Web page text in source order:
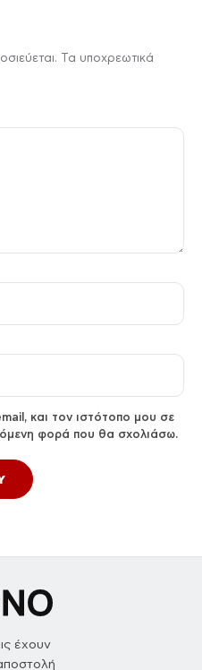
Τα υποχρεωτικά
και τον ιστότοπο μου σε
φορά που θα σχολιάσω.
έχουν